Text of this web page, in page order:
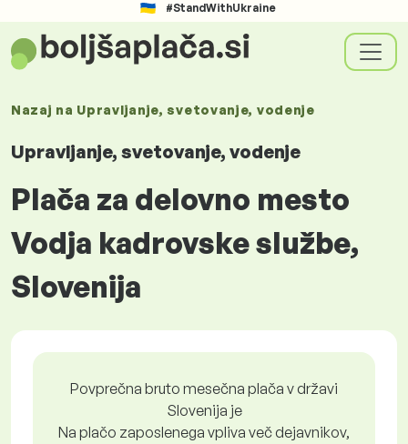
#StandWithUkraine
Nazaj na Upravljanje, svetovanje, vodenje
Upravljanje, svetovanje, vodenje
Plača za delovno mesto
Vodja kadrovske službe,
Slovenija
Povprečna bruto mesečna plača v državi
Slovenija je
Na plačo zaposlenega vpliva več dejavnikov,